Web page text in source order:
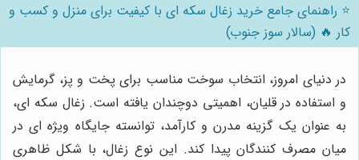
⭐️ راهنمای جامع خرید زغال سکه ای با کیفیت برای منزل و کسب و
کار 🔥 (سالار سوز جنوب)
در دنیای امروز، انتخاب سوخت مناسب برای پخت و پز، گرمایش
و استفاده در قلیان، اهمیتی دوچندان یافته است. زغال سکه ای،
به عنوان یک گزینه مدرن و کارآمد، توانسته جایگاه ویژه ای در
میان مصرف کنندگان پیدا کند. این نوع زغال، با شکل ظاهری